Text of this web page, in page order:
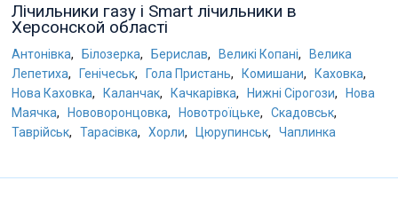
Лічильники газу і Smart лічильники в
Херсонской області
Антонівка, Білозерка, Берислав, Великі Копані,
Велика
Лепетиха, Генічеськ, Гола Пристань, Комишани, Каховка,
Нова Каховка, Каланчак, Качкарівка, Нижні Сірогози,
Нова
Маячка, Нововоронцовка, Новотроїцьке, Скадовськ,
Таврійськ, Тарасівка, Хорли, Цюрупинськ, Чаплинка